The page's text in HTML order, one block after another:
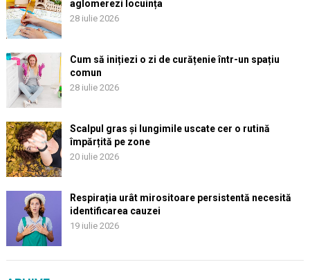
aglomerezi locuința
28 iulie 2026
Cum să inițiezi o zi de curățenie într-un spațiu
comun
28 iulie 2026
Scalpul gras și lungimile uscate cer o rutină
împărțită pe zone
20 iulie 2026
Respirația urât mirositoare persistentă necesită
identificarea cauzei
19 iulie 2026